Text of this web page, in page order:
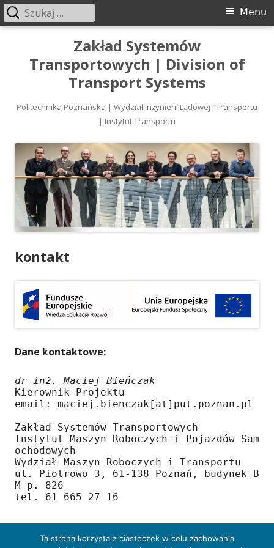
Zakład Systemów
Transportowych | Division of
Transport Systems
Politechnika Poznańska | Wydział Inżynierii Lądowej i Transportu
| Instytut Transportu
Menu
Menu
Szukaj:
kontakt
Dane kontaktowe:
dr inż. Maciej Bieńczak
Kierownik Projektu
email: maciej.bienczak[at]put.poznan.pl
Zakład Systemów Transportowych
Instytut Maszyn Roboczych i Pojazdów Sam
ochodowych
Wydział Maszyn Roboczych i Transportu
ul. Piotrowo 3, 61-138 Poznań, budynek B
M p. 826
tel. 61 665 27 16
Ta strona korzysta z ciasteczek w celu zachowania